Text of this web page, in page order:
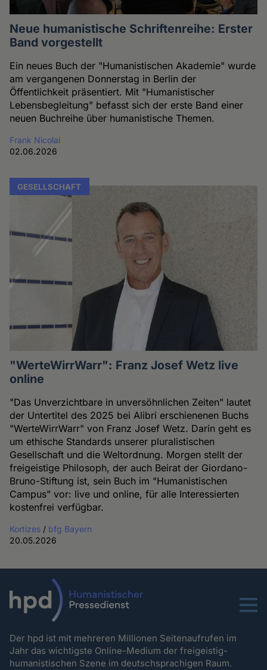
Neue humanistische Schriftenreihe: Erster
Band vorgestellt
Ein neues Buch der "Humanistischen Akademie" wurde
am vergangenen Donnerstag in Berlin der
Öffentlichkeit präsentiert. Mit "Humanistischer
Lebensbegleitung" befasst sich der erste Band einer
neuen Buchreihe über humanistische Themen.
Frank Nicolai
02.06.2026
GESELLSCHAFT
"WerteWirrWarr": Franz Josef Wetz live
online
"Das Unverzichtbare in unversöhnlichen Zeiten" lautet
der Untertitel des 2025 bei Alibri erschienenen Buchs
"WerteWirrWarr" von Franz Josef Wetz. Darin geht es
um ethische Standards unserer pluralistischen
Gesellschaft und die Weltordnung. Morgen stellt der
freigeistige Philosoph, der auch Beirat der Giordano-
Bruno-Stiftung ist, sein Buch im "Humanistischen
Campus" vor: live und online, für alle Interessierten
kostenfrei verfügbar.
Kortizes / bfg Bayern
20.05.2026
Menu
Der hpd ist mit mehreren Millionen Seitenaufrufen im
Jahr das wichtigste Online-Medium der freigeistig-
humanistischen Szene im deutschsprachigen Raum.